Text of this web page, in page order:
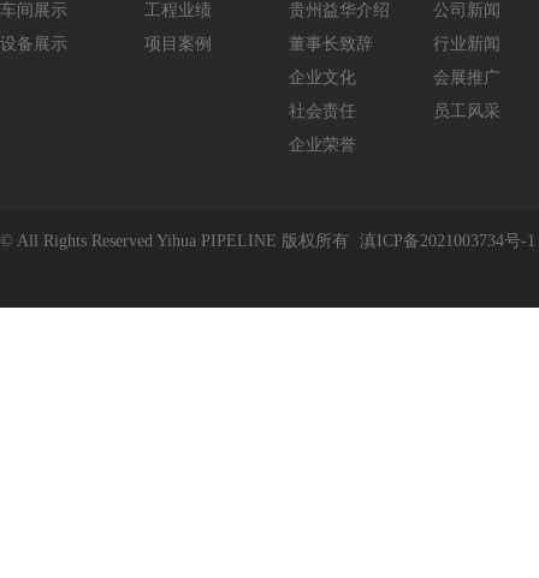
车间展示
设备展示
工程业绩
项目案例
贵州益华介绍
董事长致辞
企业文化
社会责任
企业荣誉
公司新闻
行业新闻
会展推广
员工风采
© All Rights Reserved Yihua PIPELINE 版权所有 滇ICP备2021003734号-1